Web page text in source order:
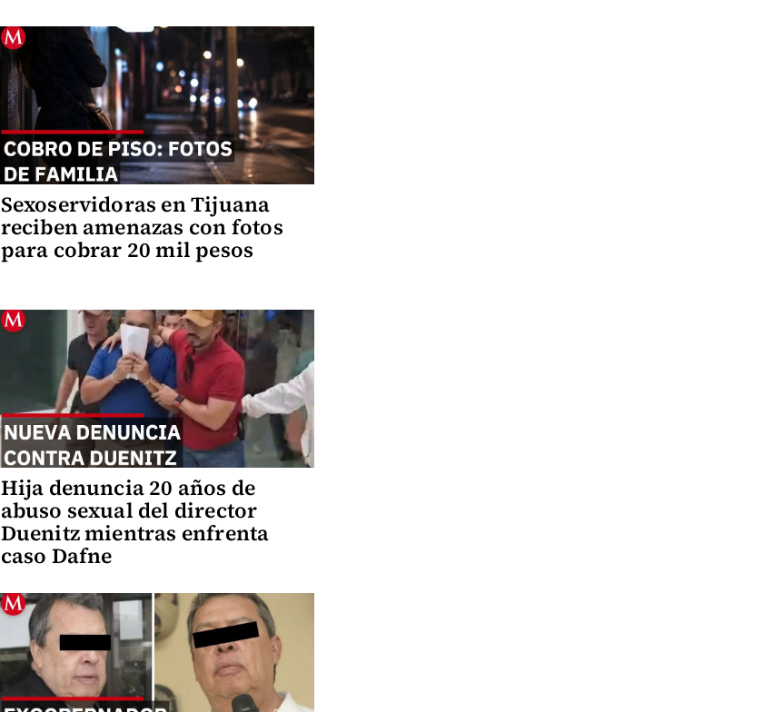
Sexoservidoras en Tijuana
reciben amenazas con fotos
para cobrar 20 mil pesos
Hija denuncia 20 años de
abuso sexual del director
Duenitz mientras enfrenta
caso Dafne